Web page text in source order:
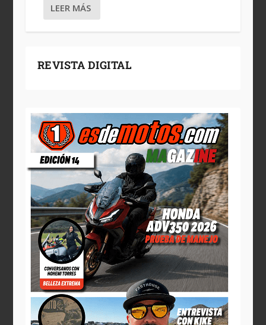
LEER MÁS
REVISTA DIGITAL